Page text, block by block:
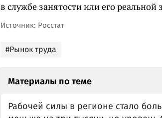
в службе занятости или его реальной
Источник: Росстат
#Рынок труда
Материалы по теме
Рабочей силы в регионе стало